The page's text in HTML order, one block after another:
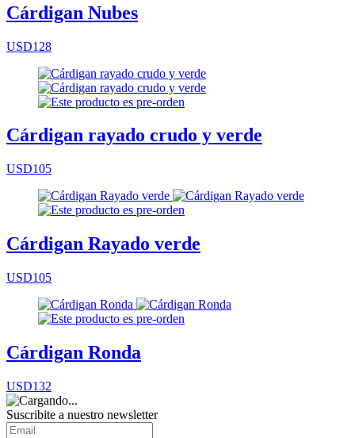
Cárdigan Nubes
USD128
Cárdigan rayado crudo y verde
USD105
Cárdigan Rayado verde
USD105
Cárdigan Ronda
USD132
Suscribite a nuestro newsletter